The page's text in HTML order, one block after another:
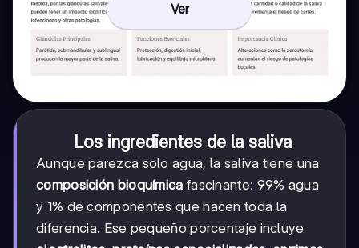
Ver
Los ingredientes de la saliva
Aunque parezca solo agua, la saliva tiene una
composición bioquímica fascinante: 99% agua
y 1% de componentes que hacen toda la
diferencia. Ese pequeño porcentaje incluye